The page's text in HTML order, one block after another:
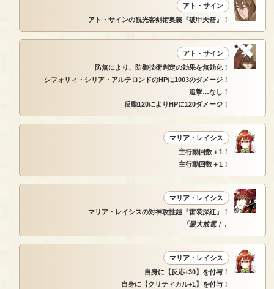
アト・サイン
アト・サインの観光客剣術奥義『破甲天箭』！
アト・サイン
防無により、防御技術判定の効果を無効化！
シフォリィ・シリア・アルテロンドのHPに1003のダメージ！
追撃…なし！
反動120によりHPに120ダメージ！
マリア・レイシス
主行動回数＋1！
主行動回数＋1！
マリア・レイシス
マリア・レイシスの対神攻性鎧『雷装深紅』！
「最大放電！」
マリア・レイシス
自身に【反応+30】を付与！
自身に【クリティカル+1】を付与！